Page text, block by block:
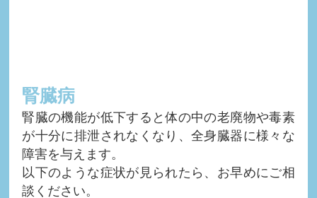
腎臓病
腎臓の機能が低下すると体の中の老廃物や毒素
が十分に排泄されなくなり、全身臓器に様々な
障害を与えます。
以下のような症状が見られたら、お早めにご相
談ください。